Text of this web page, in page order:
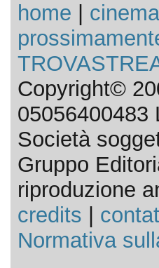
home cinema
Copyright©
05056400483
Società
Gruppo
riproduzione
credits
Normativa